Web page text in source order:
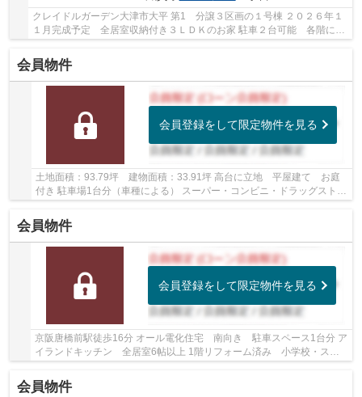
クレイドルガーデン大津市大平 第1 分譲３区画の１号棟 ２０２６年１
１月完成予定 全居室収納付き３ＬＤＫのお家 駐車２台可能 各階にト
会員物件
会員登録をして限定物件を見る
土地面積：93.79坪 建物面積：33.91坪 高台に立地 平屋建て お庭
付き 駐車場1台分（車種による） スーパー・コンビニ・ドラッグストア
徒歩10分圏内です
会員物件
会員登録をして限定物件を見る
京阪唐橋前駅徒歩16分 オール電化住宅 南向き 駐車スペース1台分 ア
イランドキッチン 全居室6帖以上 1階リフォーム済み 小学校・スー
パー徒歩10分圏内です
会員物件